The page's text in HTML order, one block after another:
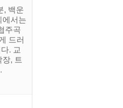
, 백운
에서는
주곡
드러
. 교
, 트